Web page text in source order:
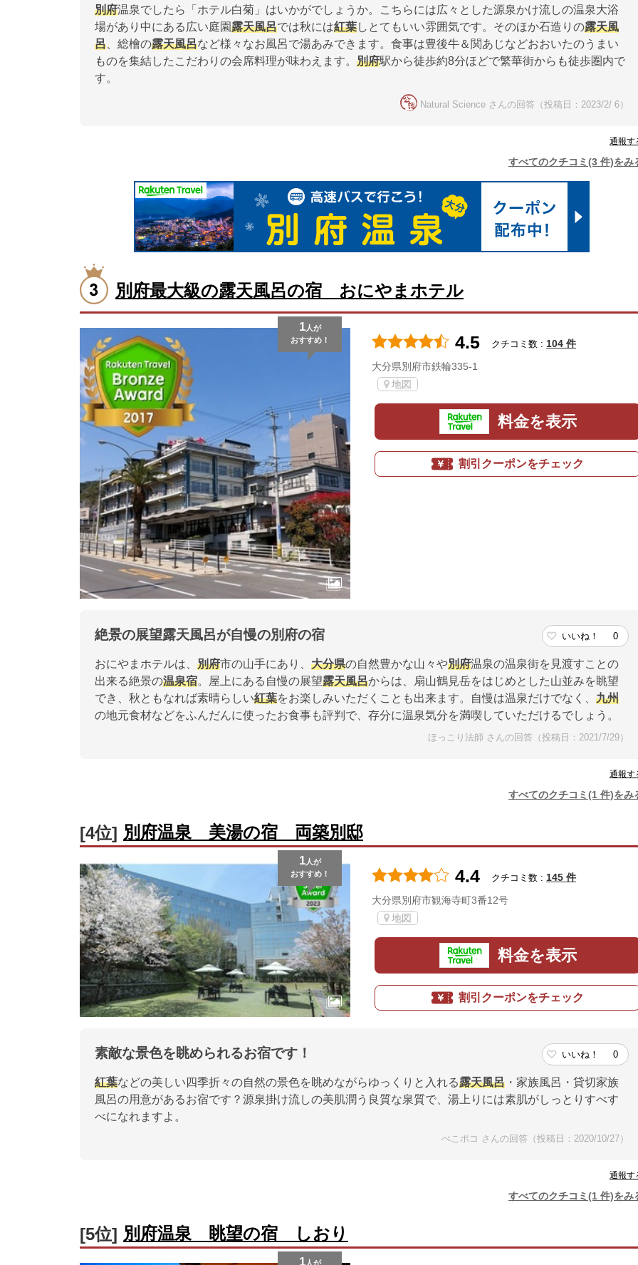
別府温泉でしたら「ホテル白菊」はいかがでしょうか。こちらには広々とした源泉かけ流しの温泉大浴
場があり中にある広い庭園露天風呂では秋には紅葉しとてもいい雰囲気です。そのほか石造りの露天風
呂 、総檜の露天風呂など様々なお風呂で湯あみできます。食事は豊後牛＆関あじなどおおいたのうまい
ものを集結したこだわりの会席料理が味わえます。 別府駅から徒歩約8分ほどで繁華街からも徒歩圏内で
す。
Natural Science さんの回答（投稿日：2023/2/ 6）
通報す
すべてのクチコミ(3 件)をみ
別府最大級の露天風呂の宿 おにやまホテル
1人が
おすすめ！
4.5 クチコミ数 : 104 件
大分県別府市鉄輪335-1
地図
料金を表示
割引クーポンをチェック
絶景の展望露天風呂が自慢の別府の宿 いいね！ 0
おにやまホテルは、 別府市の山手にあり、 大分県の自然豊かな山々や別府温泉の温泉街を見渡すことの
出来る絶景の温泉宿。屋上にある自慢の展望露天風呂からは、扇山鶴見岳をはじめとした山並みを眺望
でき、秋ともなれば素晴らしい紅葉をお楽しみいただくことも出来ます。自慢は温泉だけでなく、 九州
の地元食材などをふんだんに使ったお食事も評判で、存分に温泉気分を満喫していただけるでしょう。
ほっこり法師 さんの回答（投稿日：2021/7/29）
通報す
すべてのクチコミ(1 件)をみ
[4位] 別府温泉 美湯の宿 両築別邸
1人が
おすすめ！
4.4 クチコミ数 : 145 件
大分県別府市観海寺町3番12号
地図
料金を表示
割引クーポンをチェック
素敵な景色を眺められるお宿です！ いいね！ 0
紅葉などの美しい四季折々の自然の景色を眺めながらゆっくりと入れる露天風呂 ・家族風呂・貸切家族
風呂の用意があるお宿です？源泉掛け流しの美肌潤う良質な泉質で、湯上りには素肌がしっとりすべす
べになれますよ。
ぺこポコ さんの回答（投稿日：2020/10/27）
通報す
すべてのクチコミ(1 件)をみ
[5位] 別府温泉 眺望の宿 しおり
1人が